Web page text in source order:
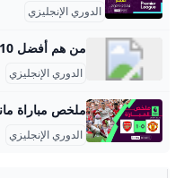
الدوري الإنجليزي
الدوري الإنجليزي
الدوري الإنجليزي